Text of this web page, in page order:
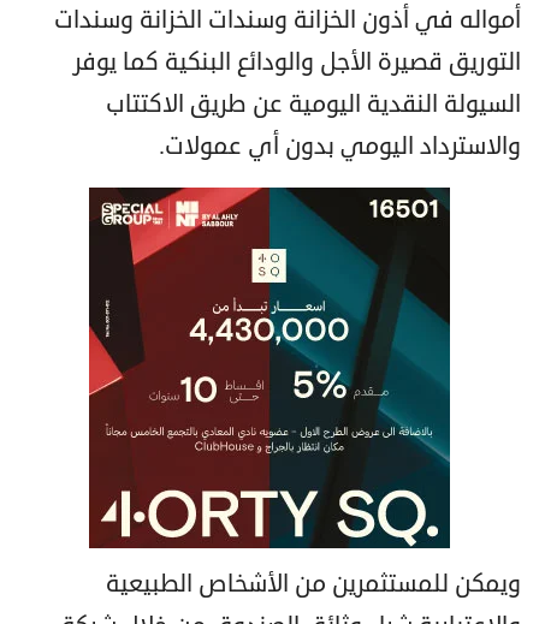
أمواله في أذون الخزانة وسندات الخزانة وسندات
التوريق قصيرة الأجل والودائع البنكية كما يوفر
السيولة النقدية اليومية عن طريق الاكتتاب
والاسترداد اليومي بدون أي عمولات.
ويمكن للمستثمرين من الأشخاص الطبيعية